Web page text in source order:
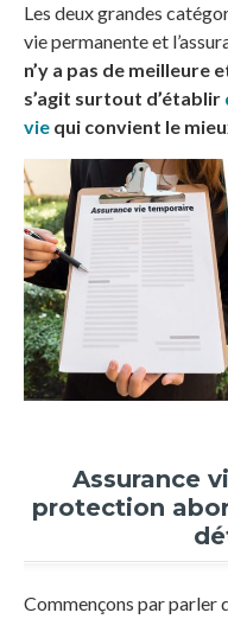
Les deux grandes
vie permanente et
n’y a pas de meilleure
s’agit surtout d’établir
vie qui convient le
Assurance
protection
Commençons par parler